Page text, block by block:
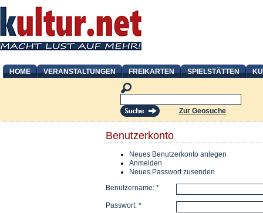
HOME VERANSTALTUNGEN FREIKARTEN SPIELSTÄTTEN
Zur Geosuche
Benutzerkonto
Neues Benutzerkonto anlegen
Anmelden
Neues Passwort zusenden
Benutzername: *
Passwort: *